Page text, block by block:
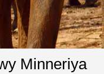
Minneriya